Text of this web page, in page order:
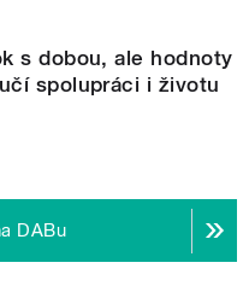
s dobou, ale hodnoty
spolupráci i životu
DABu